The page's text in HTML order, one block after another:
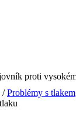
/ Problémy s tlakem